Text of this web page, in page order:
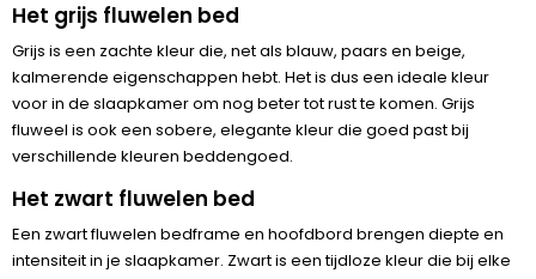
Het grijs fluwelen bed
Grijs is een zachte kleur die, net als blauw, paars en beige,
kalmerende eigenschappen hebt. Het is dus een ideale kleur
voor in de slaapkamer om nog beter tot rust te komen. Grijs
fluweel is ook een sobere, elegante kleur die goed past bij
verschillende kleuren beddengoed.
Het zwart fluwelen bed
Een zwart fluwelen bedframe en hoofdbord brengen diepte en
intensiteit in je slaapkamer. Zwart is een tijdloze kleur die bij elke